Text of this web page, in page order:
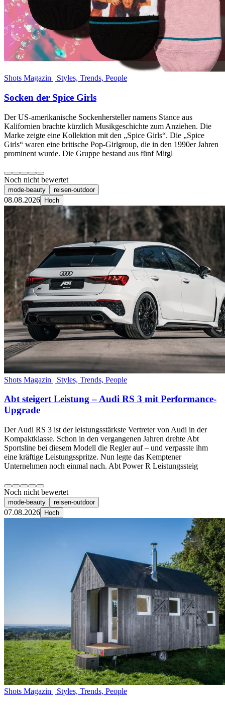
Shots Magazin | Styles, Trends, People
Socken der Spice Girls
Der US-amerikanische Sockenhersteller namens Stance aus
Kalifornien brachte kürzlich Musikgeschichte zum Anziehen. Die
Marke zeigte eine Kollektion mit den „Spice Girls“. Die „Spice
Girls“ waren eine britische Pop-Girlgroup, die in den 1990er Jahren
prominent wurde. Die Gruppe bestand aus fünf Mitgl
Noch nicht bewertet
mode-beauty reisen-outdoor
08.08.2026 Hoch
Shots Magazin | Styles, Trends, People
Abt steigert Leistung – Audi RS 3 mit Performance-
Upgrade
Der Audi RS 3 ist der leistungsstärkste Vertreter von Audi in der
Kompaktklasse. Schon in den vergangenen Jahren drehte Abt
Sportsline bei diesem Modell die Regler auf – und verpasste ihm
eine kräftige Leistungsspritze. Nun legte das Kemptener
Unternehmen noch einmal nach. Abt Power R Leistungssteig
Noch nicht bewertet
mode-beauty reisen-outdoor
07.08.2026 Hoch
Shots Magazin | Styles, Trends, People